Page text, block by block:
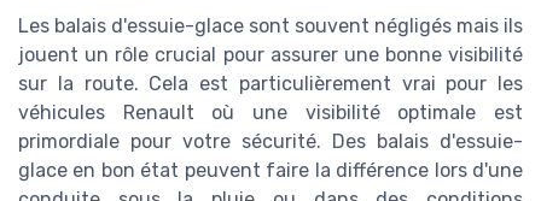
Les balais d'essuie-glace sont souvent négligés mais ils
jouent un rôle crucial pour assurer une bonne visibilité
sur la route. Cela est particulièrement vrai pour les
véhicules Renault où une visibilité optimale est
primordiale pour votre sécurité. Des balais d'essuie-
glace en bon état peuvent faire la différence lors d'une